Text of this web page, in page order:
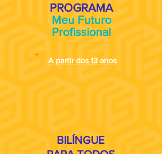
PROGRAMA
Meu Futuro
Profissional
A partir dos 13 anos
BILÍNGUE